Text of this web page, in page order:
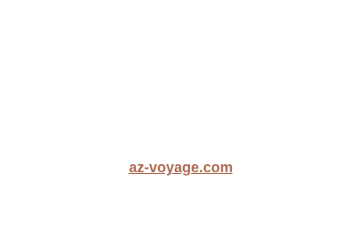
az-voyage.com